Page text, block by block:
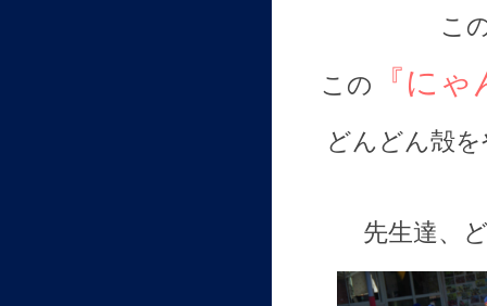
こ
この 『に
どんどん殻
先生達、